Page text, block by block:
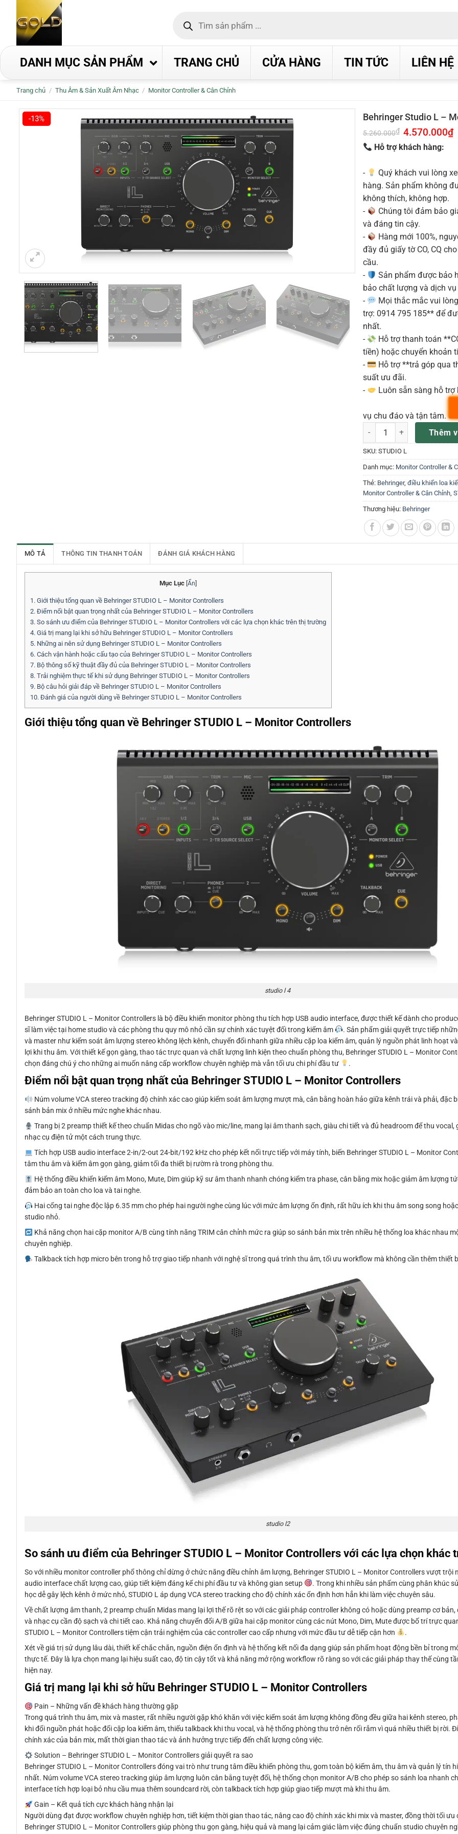
dung
kiếm
DANH MỤC SẢN PHẨM TRANG CHỦ CỬA HÀNG TIN TỨC LIÊN HỆ
Trang chủ / Thu Âm & Sản Xuất Âm Nhạc / Monitor Controller & Cân Chỉnh
-13% Behringer Studio L –
5.260.000₫ Giá
gốc
là:
5.260.000₫.
4.570.000₫
Hỗ trợ khách hàng:
-
Quý khách vui lòng
hàng. Sản phẩm không
không thích, không hợp.
-
Chúng tôi đảm bảo
và đáng tin cậy.
-
Hàng mới 100%,
đầy đủ giấy tờ CO, CQ
cầu.
-
Sản phẩm được bảo
bảo chất lượng và dịch
-
Mọi thắc mắc vui
trợ: 0914 795 185** để
nhất.
-
Hỗ trợ thanh toán
tiền) hoặc chuyển khoản
-
Hỗ trợ **trả góp qua
suất ưu đãi.
-
Luôn sẵn sàng hỗ
vụ chu đáo và tận tâm.
Behringer Studio L –Thêm
SKU: STUDIO L
Danh mục: Monitor Controller &
Thẻ: Behringer, điều khiển loa
Monitor Controller & Cân Chỉnh,
Thương hiệu: Behringer
MÔ TẢ THÔNG TIN THANH TOÁN ĐÁNH GIÁ KHÁCH HÀNG
Mục Lục Ẩn
1. Giới thiệu tổng quan về Behringer STUDIO L – Monitor Controllers
2. Điểm nổi bật quan trọng nhất của Behringer STUDIO L – Monitor Controllers
3. So sánh ưu điểm của Behringer STUDIO L – Monitor Controllers với các lựa chọn khác trên thị trường
4. Giá trị mang lại khi sở hữu Behringer STUDIO L – Monitor Controllers
5. Những ai nên sử dụng Behringer STUDIO L – Monitor Controllers
6. Cách vận hành hoặc cấu tạo của Behringer STUDIO L – Monitor Controllers
7. Bộ thông số kỹ thuật đầy đủ của Behringer STUDIO L – Monitor Controllers
8. Trải nghiệm thực tế khi sử dụng Behringer STUDIO L – Monitor Controllers
9. Bộ câu hỏi giải đáp về Behringer STUDIO L – Monitor Controllers
10. Đánh giá của người dùng về Behringer STUDIO L – Monitor Controllers
Giới thiệu tổng quan về Behringer STUDIO L – Monitor Controllers
studio l 4
Behringer STUDIO L – Monitor Controllers là bộ điều khiển monitor phòng thu tích hợp USB audio interface, được thiết kế dành cho
sĩ làm việc tại home studio và các phòng thu quy mô nhỏ cần sự chính xác tuyệt đối trong kiểm âm
. Sản phẩm giải quyết trực tiếp
và master như kiểm soát âm lượng stereo không lệch kênh, chuyển đổi nhanh giữa nhiều cặp loa kiểm âm, quản lý nguồn phát linh hoạt
lợi khi thu âm. Với thiết kế gọn gàng, thao tác trực quan và chất lượng linh kiện theo chuẩn phòng thu, Behringer STUDIO L – Monitor
chọn đáng chú ý cho những ai muốn nâng cấp workflow chuyên nghiệp mà vẫn tối ưu chi phí đầu tư
.
Điểm nổi bật quan trọng nhất của Behringer STUDIO L – Monitor Controllers
Núm volume VCA stereo tracking độ chính xác cao giúp kiểm soát âm lượng mượt mà, cân bằng hoàn hảo giữa kênh trái và phải, đặc
sánh bản mix ở nhiều mức nghe khác nhau.
Trang bị 2 preamp thiết kế theo chuẩn Midas cho ngõ vào mic/line, mang lại âm thanh sạch, giàu chi tiết và đủ headroom để thu
nhạc cụ điện tử một cách trung thực.
Tích hợp USB audio interface 2-in/2-out 24-bit/192 kHz cho phép kết nối trực tiếp với máy tính, biến Behringer STUDIO L – Monitor
tâm thu âm và kiểm âm gọn gàng, giảm tối đa thiết bị rườm rà trong phòng thu.
Hệ thống điều khiển kiểm âm Mono, Mute, Dim giúp kỹ sư âm thanh nhanh chóng kiểm tra phase, cân bằng mix hoặc giảm âm lượng
đảm bảo an toàn cho loa và tai nghe.
Hai cổng tai nghe độc lập 6.35 mm cho phép hai người nghe cùng lúc với mức âm lượng ổn định, rất hữu ích khi thu âm song song
studio nhỏ.
Khả năng chọn hai cặp monitor A/B cùng tính năng TRIM cân chỉnh mức ra giúp so sánh bản mix trên nhiều hệ thống loa khác nhau
chuyên nghiệp.
Talkback tích hợp micro bên trong hỗ trợ giao tiếp nhanh với nghệ sĩ trong quá trình thu âm, tối ưu workflow mà không cần thêm thiết
studio l2
So sánh ưu điểm của Behringer STUDIO L – Monitor Controllers với các lựa chọn khác
So với nhiều monitor controller phổ thông chỉ dừng ở chức năng điều chỉnh âm lượng, Behringer STUDIO L – Monitor Controllers vượt trội
audio interface chất lượng cao, giúp tiết kiệm đáng kể chi phí đầu tư và không gian setup
. Trong khi nhiều sản phẩm cùng phân khúc
học dễ gây lệch kênh ở mức nhỏ, STUDIO L áp dụng VCA stereo tracking cho độ chính xác ổn định hơn hẳn khi làm việc chuyên sâu.
Về chất lượng âm thanh, 2 preamp chuẩn Midas mang lại lợi thế rõ rệt so với các giải pháp controller không có hoặc dùng preamp cơ bản,
và nhạc cụ cần độ sạch và chi tiết cao. Khả năng chuyển đổi A/B giữa hai cặp monitor cùng các nút Mono, Dim, Mute được bố trí trực
STUDIO L – Monitor Controllers tiệm cận trải nghiệm của các controller cao cấp nhưng với mức đầu tư dễ tiếp cận hơn
.
Xét về giá trị sử dụng lâu dài, thiết kế chắc chắn, nguồn điện ổn định và hệ thống kết nối đa dạng giúp sản phẩm hoạt động bền bỉ trong
thực tế. Đây là lựa chọn mang lại hiệu suất cao, độ tin cậy tốt và khả năng mở rộng workflow rõ ràng so với các giải pháp thay thế cùng
hiện nay.
Giá trị mang lại khi sở hữu Behringer STUDIO L – Monitor Controllers
Pain – Những vấn đề khách hàng thường gặp
Trong quá trình thu âm, mix và master, rất nhiều người gặp khó khăn với việc kiểm soát âm lượng không đồng đều giữa hai kênh stereo,
khi đổi nguồn phát hoặc đổi cặp loa kiểm âm, thiếu talkback khi thu vocal, và hệ thống phòng thu trở nên rối rắm vì quá nhiều thiết bị rời.
chính xác của bản mix, mất thời gian thao tác và ảnh hưởng trực tiếp đến chất lượng công việc.
Solution – Behringer STUDIO L – Monitor Controllers giải quyết ra sao
Behringer STUDIO L – Monitor Controllers đóng vai trò như trung tâm điều khiển phòng thu, gom toàn bộ kiểm âm, thu âm và quản lý tín
nhất. Núm volume VCA stereo tracking giúp âm lượng luôn cân bằng tuyệt đối, hệ thống chọn monitor A/B cho phép so sánh loa nhanh
interface tích hợp loại bỏ nhu cầu mua thêm soundcard rời, còn talkback tích hợp giúp giao tiếp mượt mà khi thu âm.
Gain – Kết quả tích cực khách hàng nhận lại
Người dùng đạt được workflow chuyên nghiệp hơn, tiết kiệm thời gian thao tác, nâng cao độ chính xác khi mix và master, đồng thời tối ưu
Behringer STUDIO L – Monitor Controllers giúp phòng thu gọn gàng, hiệu quả và mang lại cảm giác làm việc đúng chuẩn studio chuyên